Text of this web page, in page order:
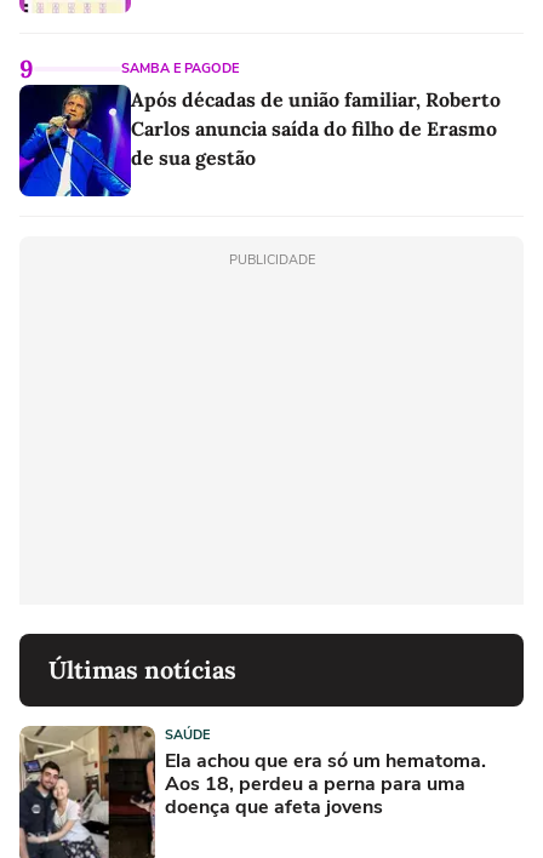
9 SAMBA E PAGODE
Após décadas de união familiar, Roberto
Carlos anuncia saída do filho de Erasmo
de sua gestão
PUBLICIDADE
Últimas notícias
SAÚDE
Ela achou que era só um hematoma.
Aos 18, perdeu a perna para uma
doença que afeta jovens